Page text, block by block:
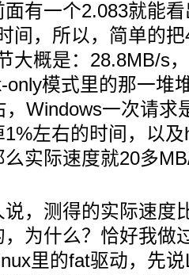
有一个2.083就能
间，所以，简单的
大概是：28.8MB/s
only模式里的那一堆
Windows一次请求
左右的时间，以
实际速度就20多
，测得的实际速度
为什么？恰好我做
里的fat驱动，先